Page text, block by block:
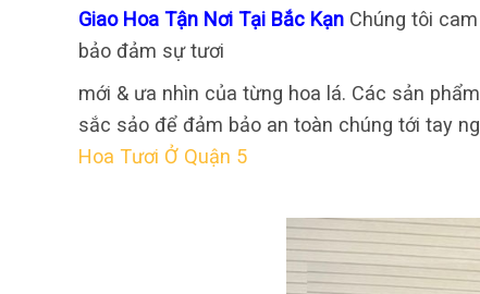
Giao Hoa Tận Nơi Tại Bắc Kạn Chúng tôi
bảo đảm sự tươi
mới & ưa nhìn của từng hoa lá. Các sản
sắc sảo để đảm bảo an toàn chúng tới tay
Hoa Tươi Ở Quận 5